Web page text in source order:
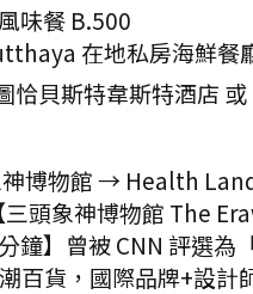
味餐 B.500
在地私房海鮮餐
恰貝斯特韋斯特酒店
博物館 → Health
頭象神博物館 The
鐘】曾被 CNN 評選
百貨，國際品牌+設計